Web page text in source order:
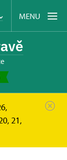
MENU
21,